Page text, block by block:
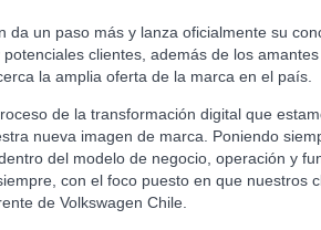
da un paso más y lanza oficialmente su
clientes, además de los
la amplia oferta de la marca en el país.
de la transformación digital que
nueva imagen de marca. Poniendo
del modelo de negocio, operación y
con el foco puesto en que nuestros
de Volkswagen Chile.